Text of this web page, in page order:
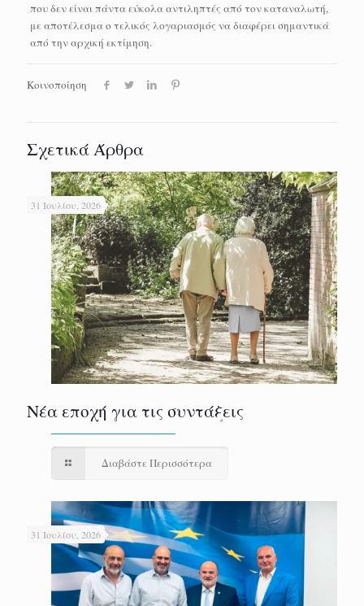
που δεν είναι πάντα εύκολα αντιληπτές από τον καταναλωτή,
με αποτέλεσμα ο τελικός λογαριασμός να διαφέρει σημαντικά
από την αρχική εκτίμηση.
Κοινοποίηση
Σχετικά Άρθρα
31 Ιουλίου, 2026
Νέα εποχή για τις συντάξεις
Διαβάστε Περισσότερα
31 Ιουλίου, 2026